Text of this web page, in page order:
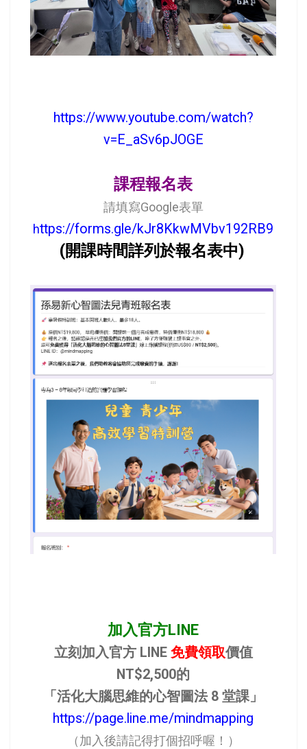
https://www.youtube.com/watch?
v=E_aSv6pJOGE
課程報名表
請填寫Google表單
https://forms.gle/kJr8KkwMVbv192RB9
(開課時間詳列於報名表中)
加入官方LINE
立刻加入官方 LINE 免費領取價值
NT$2,500的
「活化大腦思維的心智圖法 8 堂課」
https://page.line.me/mindmapping
（加入後請記得打個招呼喔！）